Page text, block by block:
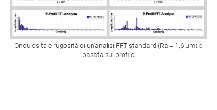
Ondulosità e rugosità di un'analisi FFT standard (Ra = 1,6 µm) e
basata sul profilo